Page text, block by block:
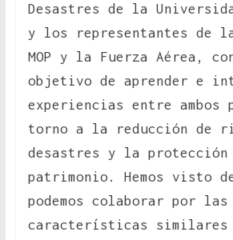
Desastres de la
y los representantes de
MOP y la Fuerza Aérea,
objetivo de aprender e
experiencias entre ambos
torno a la reducción de
desastres y la protección
patrimonio. Hemos visto
podemos colaborar por las
características similares